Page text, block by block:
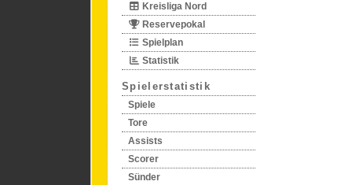
Kreisliga Nord
Reservepokal
Spielplan
Statistik
Spielerstatistik
Spiele
Tore
Assists
Scorer
Sünder